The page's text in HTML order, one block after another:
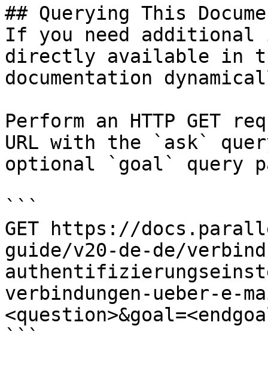
## Querying This
If you need
directly available in
documentation
Perform an HTTP GET
URL with the `ask`
optional `goal` query
```
GET https://
guide/v20-de-de/
verbindungen-ueber-e-
```